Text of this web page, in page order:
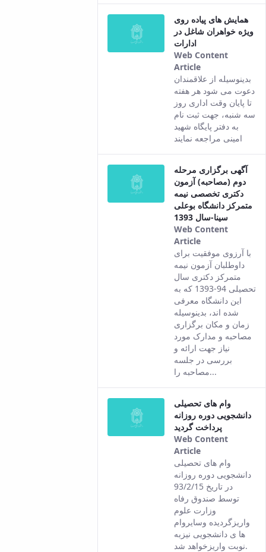
همایش های پیاده روی
ویژه خواهران شاغل در
ادارات
Web Content
Article
This result
comes from
the Persian
version of this
content.
بدینوسیله از علاقمندان
دعوت می شود هر هفته
تا پایان وقت اداری روز
سه شنبه، جهت ثبت نام
به دفتر پایگاه شهید
امینی مراجعه نمایند
آگهی برگزاری مرحله
دوم (مصاحبه) آزمون
دکتری تخصصی نیمه
متمرکز دانشگاه بوعلی
سینا-سال 1393
Web Content
Article
This result
comes from
the Persian
version of this
content.
با آرزوی موفقیت برای
داوطلبان آزمون نیمه
متمرکز دکتری سال
تحصیلی 94-1393 که به
این دانشگاه معرفی
شده اند، بدینوسیله
زمان و مکان برگزاری
مصاحبه و مدارک مورد
نیاز جهت ارائه و
بررسی در جلسه
مصاحبه را...
وام های تحصیلی
دانشجویی دوره روزانه
پرداخت گردید
Web Content
Article
This result
comes from
the Persian
version of this
content.
وام های تحصیلی
دانشجویی دوره روزانه
در تاریخ 93/2/15
توسط صندوق رفاه
وزارت علوم
واریزگردیده وسایروام
ها ی دانشجویی نیزبه
نوبت واریزخواهد شد.